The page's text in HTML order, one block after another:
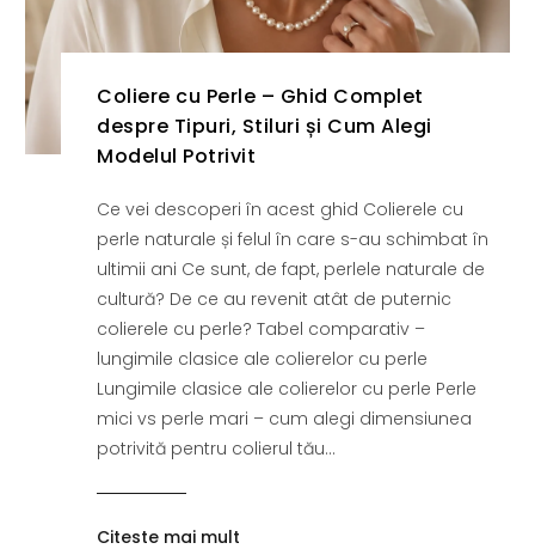
Coliere cu Perle – Ghid Complet
despre Tipuri, Stiluri și Cum Alegi
Modelul Potrivit
Ce vei descoperi în acest ghid Colierele cu
perle naturale și felul în care s-au schimbat în
ultimii ani Ce sunt, de fapt, perlele naturale de
cultură? De ce au revenit atât de puternic
colierele cu perle? Tabel comparativ –
lungimile clasice ale colierelor cu perle
Lungimile clasice ale colierelor cu perle Perle
mici vs perle mari – cum alegi dimensiunea
potrivită pentru colierul tău...
Citeste mai mult